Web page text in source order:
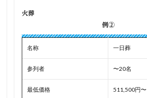
火葬
例②
名称 一日葬
参列者 〜20名
最低価格 511,500円〜